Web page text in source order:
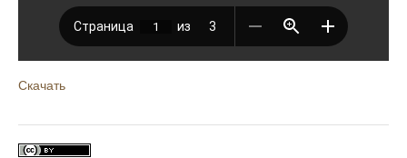
Скачать